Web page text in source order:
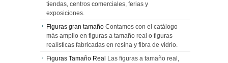
tiendas, centros comerciales, ferias y
exposiciones.
Figuras gran tamaño Contamos con el catálogo
más amplio en figuras a tamaño real o figuras
realísticas fabricadas en resina y fibra de vidrio.
Figuras Tamaño Real Las figuras a tamaño real,